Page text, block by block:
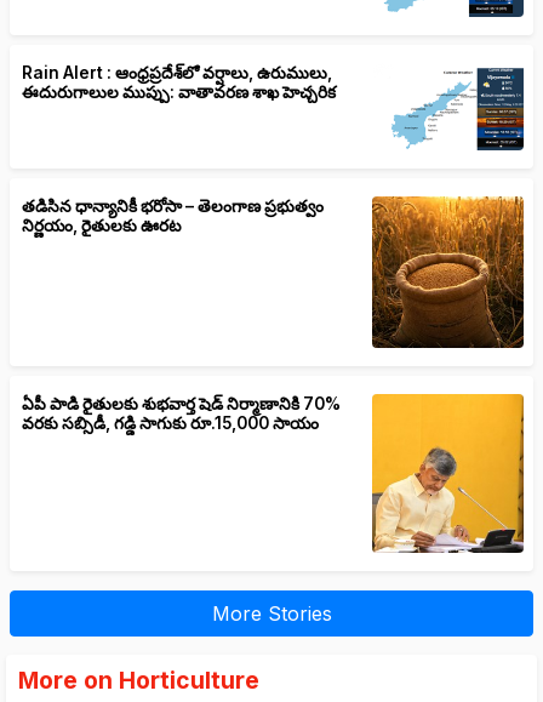
Rain Alert : ఆంధ్రప్రదేశ్‌లో వర్షాలు, ఉరుములు,
ఈదురుగాలుల ముప్పు: వాతావరణ శాఖ హెచ్చరిక
తడిసిన ధాన్యానికీ భరోసా – తెలంగాణ ప్రభుత్వం
నిర్ణయం, రైతులకు ఊరట
ఏపీ పాడి రైతులకు శుభవార్త షెడ్ నిర్మాణానికి 70%
వరకు సబ్సిడీ, గడ్డి సాగుకు రూ.15,000 సాయం
More Stories
More on Horticulture